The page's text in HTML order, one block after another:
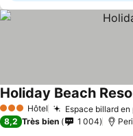
3 ÉtoilesHôtel Espace billard en
Holiday Beach
8,2 Très bien 1 004